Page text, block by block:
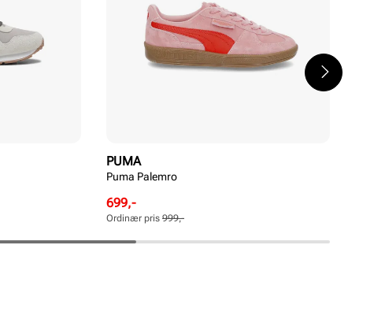
PUMA
Puma Palemro
Rabattert
pris
Pris
699,-
Ordinær
pris
Pris
Ordinær pris 999,-